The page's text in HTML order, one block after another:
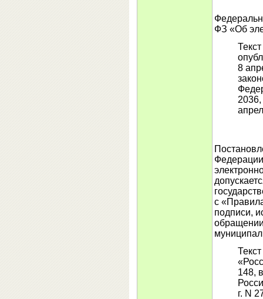
ФЗ «Об
8
2036,
с
подписи,
148,
г. N